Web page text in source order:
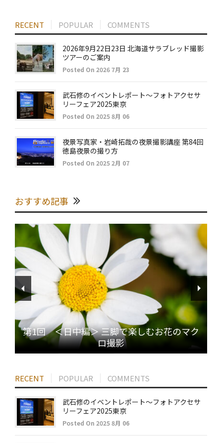
RECENT POPULAR COMMENTS
2026年9月22日23日 北海道サラブレッド撮影
ツアーのご案内
Posted On 2026 7月 23
武石修のイベントレポート～フォトアクセサ
リーフェア2025東京
Posted On 2025 8月 06
夜景写真家・岩崎拓哉の夜景撮影講座 第84回
徳島夜景の撮り方
Posted On 2025 2月 07
おすすめ記事
第1回 ＜日中編＞ 三脚で楽しむお花のマク
ロ撮影
RECENT POPULAR COMMENTS
武石修のイベントレポート～フォトアクセサ
リーフェア2025東京
Posted On 2025 8月 06